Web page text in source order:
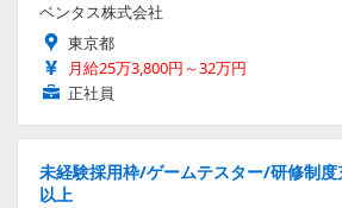
ベンタス株式会社
東京都
月給25万3,800円～32万円
正社員
未経験採用枠/ゲームテスター/研修制
以上